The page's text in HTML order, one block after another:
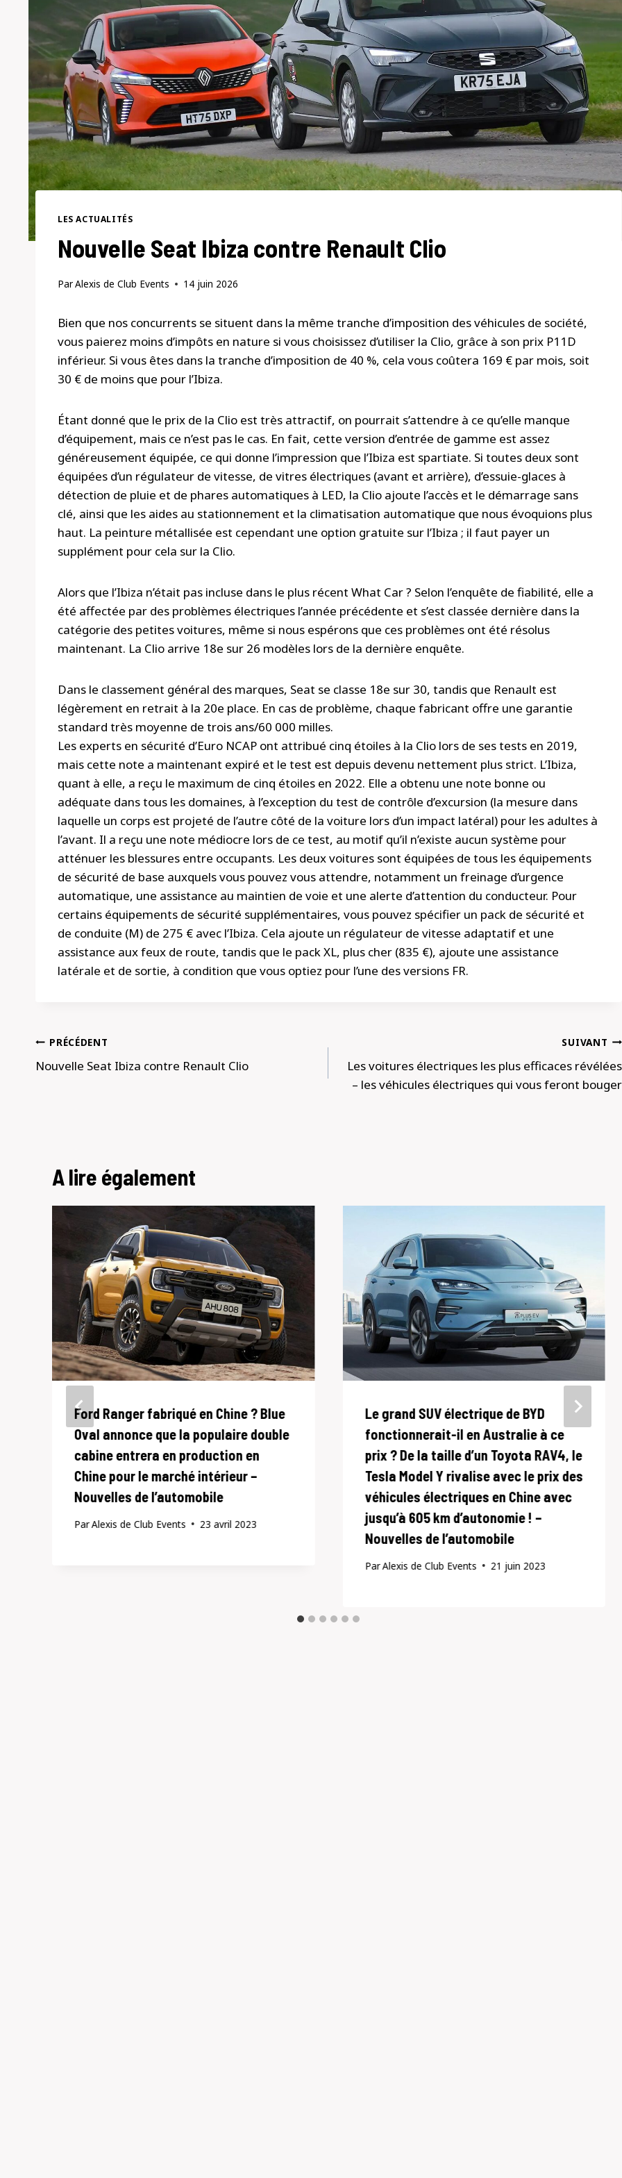
LES ACTUALITÉS
Nouvelle Seat Ibiza contre Renault Clio
ParAlexis de Club Events 14 juin 2026
Bien que nos concurrents se situent dans la même tranche d’imposition des véhicules de société,
vous paierez moins d’impôts en nature si vous choisissez d’utiliser la Clio, grâce à son prix P11D
inférieur. Si vous êtes dans la tranche d’imposition de 40 %, cela vous coûtera 169 € par mois, soit
30 € de moins que pour l’Ibiza.
Étant donné que le prix de la Clio est très attractif, on pourrait s’attendre à ce qu’elle manque
d’équipement, mais ce n’est pas le cas. En fait, cette version d’entrée de gamme est assez
généreusement équipée, ce qui donne l’impression que l’Ibiza est spartiate. Si toutes deux sont
équipées d’un régulateur de vitesse, de vitres électriques (avant et arrière), d’essuie-glaces à
détection de pluie et de phares automatiques à LED, la Clio ajoute l’accès et le démarrage sans
clé, ainsi que les aides au stationnement et la climatisation automatique que nous évoquions plus
haut. La peinture métallisée est cependant une option gratuite sur l’Ibiza ; il faut payer un
supplément pour cela sur la Clio.
Alors que l’Ibiza n’était pas incluse dans le plus récent What Car ? Selon l’enquête de fiabilité, elle a
été affectée par des problèmes électriques l’année précédente et s’est classée dernière dans la
catégorie des petites voitures, même si nous espérons que ces problèmes ont été résolus
maintenant. La Clio arrive 18e sur 26 modèles lors de la dernière enquête.
Dans le classement général des marques, Seat se classe 18e sur 30, tandis que Renault est
légèrement en retrait à la 20e place. En cas de problème, chaque fabricant offre une garantie
standard très moyenne de trois ans/60 000 milles.
Les experts en sécurité d’Euro NCAP ont attribué cinq étoiles à la Clio lors de ses tests en 2019,
mais cette note a maintenant expiré et le test est depuis devenu nettement plus strict. L’Ibiza,
quant à elle, a reçu le maximum de cinq étoiles en 2022. Elle a obtenu une note bonne ou
adéquate dans tous les domaines, à l’exception du test de contrôle d’excursion (la mesure dans
laquelle un corps est projeté de l’autre côté de la voiture lors d’un impact latéral) pour les adultes à
l’avant. Il a reçu une note médiocre lors de ce test, au motif qu’il n’existe aucun système pour
atténuer les blessures entre occupants. Les deux voitures sont équipées de tous les équipements
de sécurité de base auxquels vous pouvez vous attendre, notamment un freinage d’urgence
automatique, une assistance au maintien de voie et une alerte d’attention du conducteur. Pour
certains équipements de sécurité supplémentaires, vous pouvez spécifier un pack de sécurité et
de conduite (M) de 275 € avec l’Ibiza. Cela ajoute un régulateur de vitesse adaptatif et une
assistance aux feux de route, tandis que le pack XL, plus cher (835 €), ajoute une assistance
latérale et de sortie, à condition que vous optiez pour l’une des versions FR.
Navigation
de
PRÉCÉDENT
Nouvelle Seat Ibiza contre Renault Clio
SUIVANT
Les voitures électriques les plus efficaces révélées
– les véhicules électriques qui vous feront bouger
A lire également
Ford Ranger fabriqué en Chine ? Blue
Oval annonce que la populaire double
cabine entrera en production en
Chine pour le marché intérieur –
Nouvelles de l’automobile
ParAlexis de Club Events 23 avril 2023
Le grand SUV électrique de BYD
fonctionnerait-il en Australie à ce
prix ? De la taille d’un Toyota RAV4, le
Tesla Model Y rivalise avec le prix des
véhicules électriques en Chine avec
jusqu’à 605 km d’autonomie ! –
Nouvelles de l’automobile
ParAlexis de Club Events 21 juin 2023